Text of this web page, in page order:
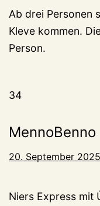
Ab drei Personen
Kleve kommen.
Person.
34
MennoBenno
20. September
Niers Express mit